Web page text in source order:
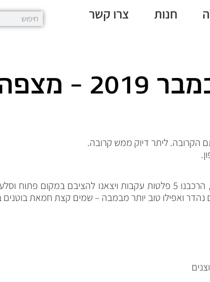
חנות צרו קשר
הילה
הקרובה. ליתר דיוק ממש קרובה.
נהדר ואפילו טוב יותר מבמבה – שמים קצת חמאת